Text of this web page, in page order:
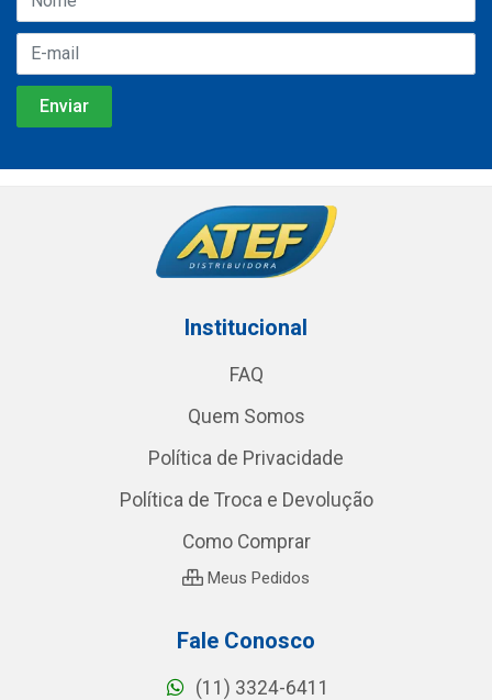
Institucional
FAQ
Quem Somos
Política de Privacidade
Política de Troca e Devolução
Como Comprar
Meus Pedidos
Fale Conosco
(11) 3324-6411